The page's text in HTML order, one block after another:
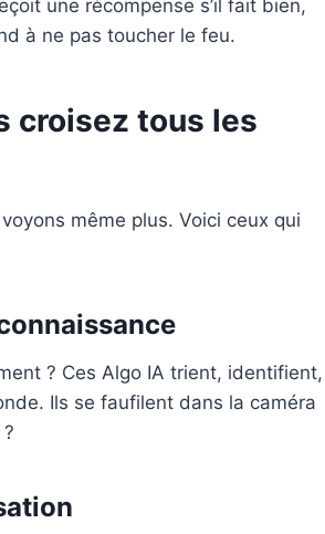
une récompense s’il fait bien,
à ne pas toucher le feu.
croisez tous les
même plus. Voici ceux qui
? Ces Algo IA trient, identifient,
Ils se faufilent dans la caméra